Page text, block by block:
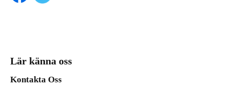
Lär känna oss
Kontakta Oss